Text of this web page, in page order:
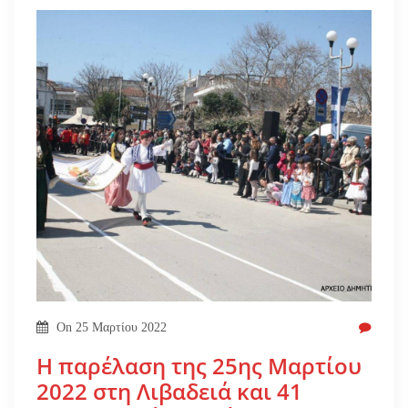
On 25 Μαρτίου 2022
Η παρέλαση της 25ης Μαρτίου
2022 στη Λιβαδειά και 41